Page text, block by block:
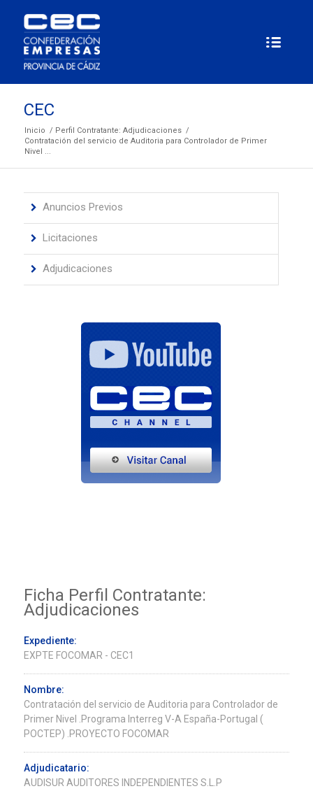
CEC
Inicio / Perfil Contratante: Adjudicaciones /
Contratación del servicio de Auditoria para Controlador de Primer
Nivel ...
Anuncios Previos
Licitaciones
Adjudicaciones
Ficha Perfil Contratante:
Adjudicaciones
Expediente:
EXPTE FOCOMAR - CEC1
Nombre:
Contratación del servicio de Auditoria para Controlador de
Primer Nivel .Programa Interreg V-A España-Portugal (
POCTEP) .PROYECTO FOCOMAR
Adjudicatario:
AUDISUR AUDITORES INDEPENDIENTES S.L.P